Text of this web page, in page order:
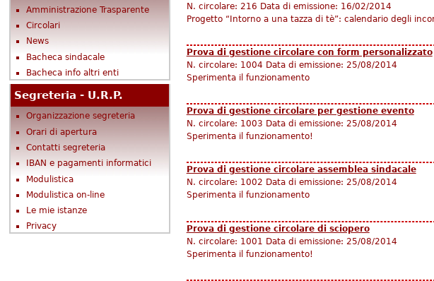
N. circolare: 216 Data di emissione: 16/02/2014
Progetto “Intorno a una tazza di tè”: calendario degli
Prova di gestione circolare con form personalizzato
N. circolare: 1004 Data di emissione: 25/08/2014
Sperimenta il funzionamento
Prova di gestione circolare per gestione evento
N. circolare: 1003 Data di emissione: 25/08/2014
Sperimenta il funzionamento!
Prova di gestione circolare assemblea sindacale
N. circolare: 1002 Data di emissione: 25/08/2014
Sperimenta il funzionamento
Prova di gestione circolare di sciopero
N. circolare: 1001 Data di emissione: 25/08/2014
Sperimenta il funzionamento!
Amministrazione Trasparente
Circolari
News
Bacheca sindacale
Bacheca info altri enti
Segreteria - U.R.P.
Organizzazione segreteria
Orari di apertura
Contatti segreteria
IBAN e pagamenti informatici
Modulistica
Modulistica on-line
Le mie istanze
Privacy